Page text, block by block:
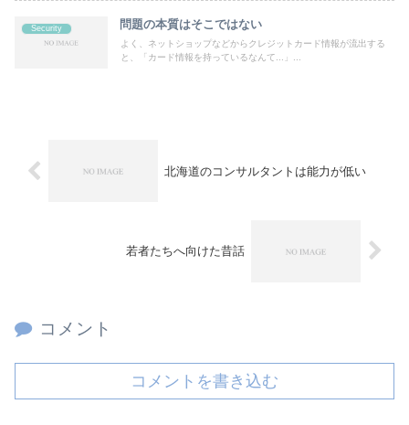
Security 問題の本質はそこではない
よく、ネットショップなどからクレジットカード情報が流出する
と、「カード情報を持っているなんて...」...
北海道のコンサルタントは能力が低い
若者たちへ向けた昔話
コメント
コメントを書き込む